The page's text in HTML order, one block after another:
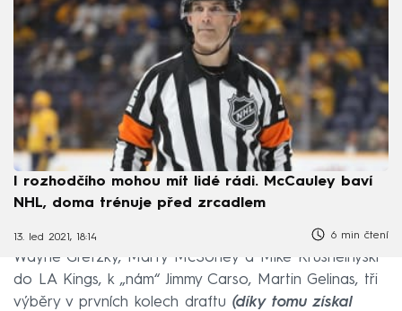
I rozhodčího mohou mít lidé rádi. McCauley baví
NHL, doma trénuje před zrcadlem
13. led 2021, 18:14 6 min čtení
Wayne Gretzky, Marty McSorley a Mike Krushelnyski
do LA Kings, k „nám“ Jimmy Carso, Martin Gelinas, tři
výběry v prvních kolech draftu (díky tomu získal